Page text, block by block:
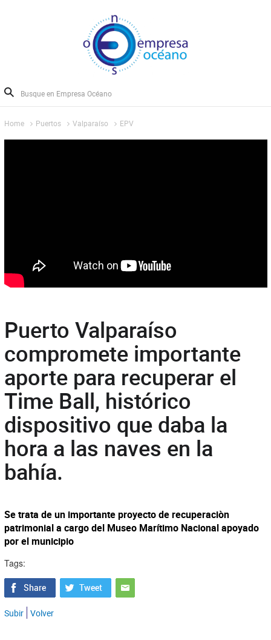
Home Puertos Valparaíso EPV
Puerto Valparaíso
compromete importante
aporte para recuperar el
Time Ball, histórico
dispositivo que daba la
hora a las naves en la
bahía.
Se trata de un importante proyecto de recuperaciòn
patrimonial a cargo del Museo Marítimo Nacional apoyado
por el municipio
Tags:
Subir Volver